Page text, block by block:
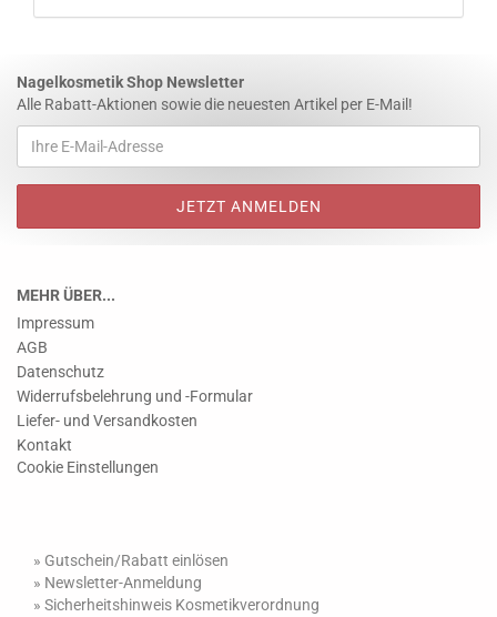
Nagelkosmetik Shop Newsletter
Alle Rabatt-Aktionen sowie die neuesten Artikel per E-Mail!
MEHR ÜBER...
Impressum
AGB
Datenschutz
Widerrufsbelehrung und -Formular
Liefer- und Versandkosten
Kontakt
Cookie Einstellungen
» Gutschein/Rabatt einlösen
» Newsletter-Anmeldung
» Sicherheitshinweis Kosmetikverordnung